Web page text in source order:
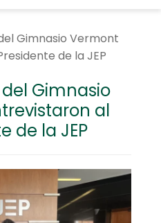
el
hijo
el
hijo
Gimnasio Vermont
de la JEP
Gimnasio
al
de la JEP